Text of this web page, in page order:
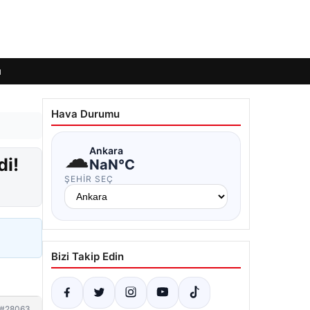
Hava Durumu
☁Ankara
NaN°C
ŞEHIR SEÇ
Bizi Takip Edin